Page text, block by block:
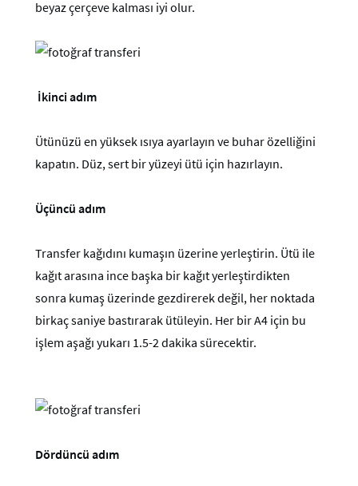
beyaz çerçeve kalması iyi olur.
İkinci adım
Ütünüzü en yüksek ısıya ayarlayın ve buhar özelliğini
kapatın. Düz, sert bir yüzeyi ütü için hazırlayın.
Üçüncü adım
Transfer kağıdını kumaşın üzerine yerleştirin. Ütü ile
kağıt arasına ince başka bir kağıt yerleştirdikten
sonra kumaş üzerinde gezdirerek değil, her noktada
birkaç saniye bastırarak ütüleyin. Her bir A4 için bu
işlem aşağı yukarı 1.5-2 dakika sürecektir.
Dördüncü adım